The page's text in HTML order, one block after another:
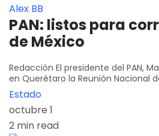
Alex BB
PAN: listos para
de México
Redacción El presidente del PAN,
en Querétaro la Reunión Nacional
Estado
octubre 1
2 min read